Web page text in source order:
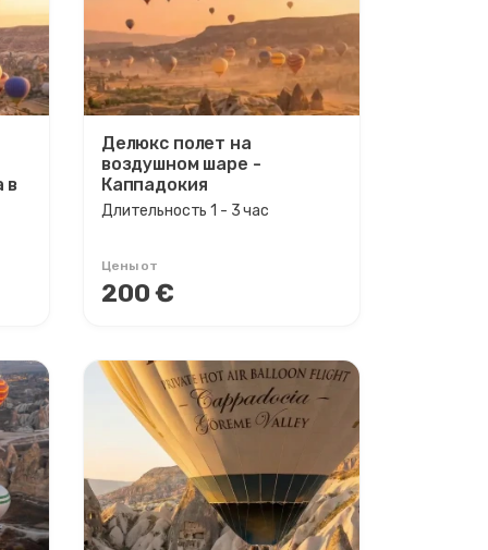
в
Делюкс полет на
воздушном шаре -
Каппадокия
Длительность 1 - 3 час
Цены от
200 €